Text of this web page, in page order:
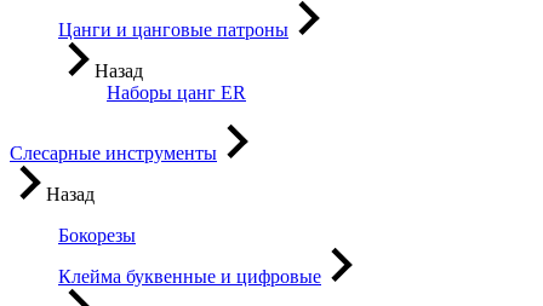
Цанги и цанговые патроны
Назад
Наборы цанг ER
Слесарные инструменты
Назад
Бокорезы
Клейма буквенные и цифровые